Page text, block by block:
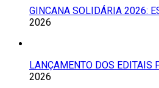
GINCANA SOLIDÁRIA 2026:
2026
LANÇAMENTO DOS EDITAIS
2026